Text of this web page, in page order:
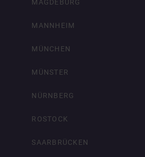
MANNHEIM
MÜNCHEN
MÜNSTER
NÜRNBERG
ROSTOCK
SAARBRÜCKEN